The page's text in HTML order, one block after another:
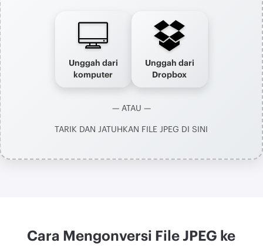
Unggah dari
komputer
Unggah dari
Dropbox
— ATAU —
TARIK DAN JATUHKAN FILE JPEG DI SINI
Cara Mengonversi File JPEG ke